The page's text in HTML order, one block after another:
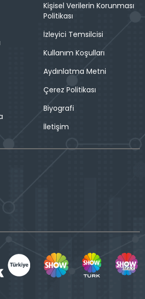
Kişisel Verilerin Korunması
Politikası
İzleyici Temsilcisi
Kullanım Koşulları
Aydınlatma Metni
Çerez Politikası
Biyografi
İletişim